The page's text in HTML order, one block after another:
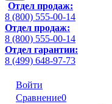
Отдел продаж:
8 (800) 555-00-14
Отдел продаж:
8 (800) 555-00-14
Отдел гарантии:
8 (499) 648-97-73
Войти
Сравнение0